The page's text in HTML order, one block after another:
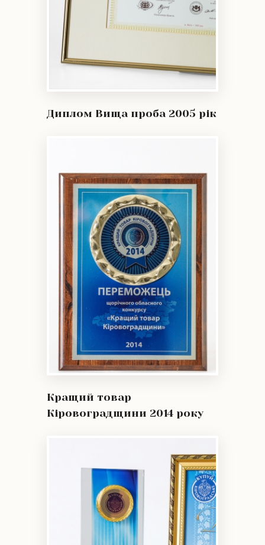
Диплом Вища проба 2005 рік
Кращий товар
Кіровоградщини 2014 року